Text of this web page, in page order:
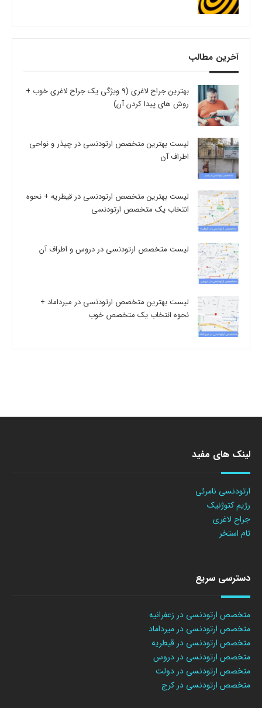
آخرین مطالب
بهترین جراح لاغری (9 ویژگی یک جراح لاغری خوب +
روش های پیدا کردن آن)
لیست بهترین متخصص ارتودنسی در چیذر و نواحی
اطراف آن
لیست بهترین متخصص ارتودنسی در قیطریه + نحوه
انتخاب یک متخصص ارتودنسی
لیست متخصص ارتودنسی در دروس و اطراف آن
لیست بهترین متخصص ارتودنسی در میرداماد +
نحوه انتخاب یک متخصص خوب
لینک های مفید
ارتودنسی نامرئی
رژیم کتوژنیک
جراح لاغری
تام استخر
دسترسی سریع
متخصص ارتودنسی در زعفرانیه
متخصص ارتودنسی در میرداماد
متخصص ارتودنسی در قیطریه
متخصص ارتودنسی در دروس
متخصص ارتودنسی در دولت
متخصص ارتودنسی در کرج